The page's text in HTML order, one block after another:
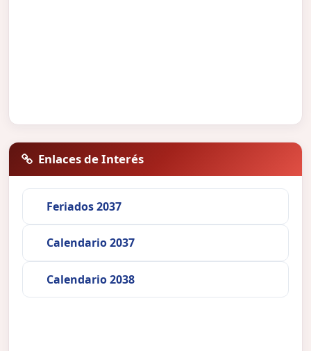
Enlaces de Interés
Feriados 2037
Calendario 2037
Calendario 2038